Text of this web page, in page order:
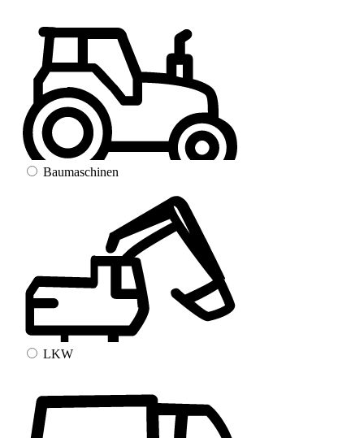
Baumaschinen
LKW